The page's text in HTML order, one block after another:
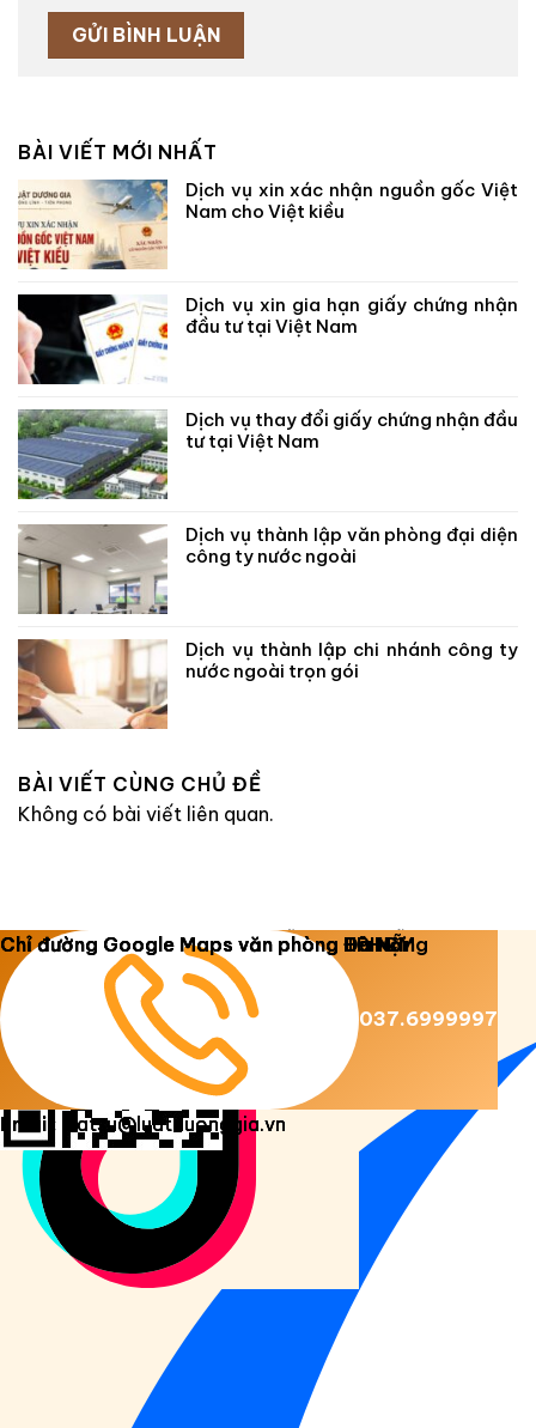
BÀI VIẾT MỚI NHẤT
Dịch vụ xin xác nhận nguồn gốc Việt
Nam cho Việt kiều
Dịch vụ xin gia hạn giấy chứng nhận
đầu tư tại Việt Nam
Dịch vụ thay đổi giấy chứng nhận đầu
tư tại Việt Nam
Dịch vụ thành lập văn phòng đại diện
công ty nước ngoài
Dịch vụ thành lập chi nhánh công ty
nước ngoài trọn gói
BÀI VIẾT CÙNG CHỦ ĐỀ
Không có bài viết liên quan.
Copyright 2026 © Luật Dương Gia